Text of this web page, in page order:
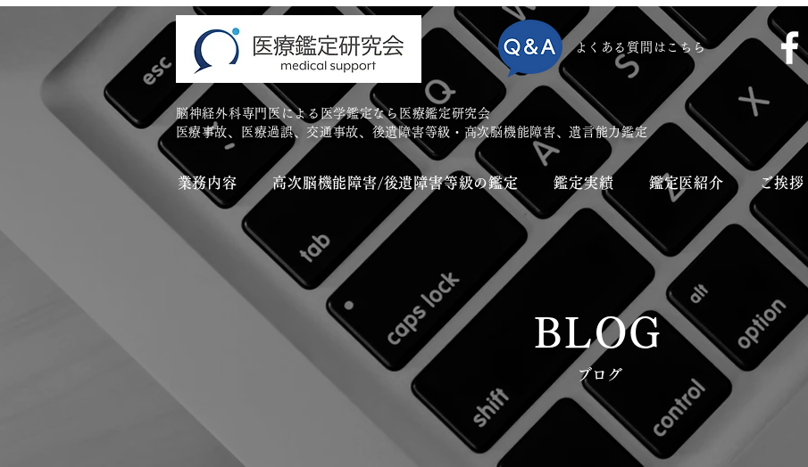
​よくある質問はこちら
脳神経外科専門医による医学鑑定なら医療鑑定研究会
​医療事故、医療過誤、交通事故、後遺障害等級・高次脳機能障害、遺言能力鑑定
業務内容 高次脳機能障害/後遺障害等級の鑑定 鑑定実績 鑑定医紹介 ご挨拶
​HOME
BLOG
​ブログ